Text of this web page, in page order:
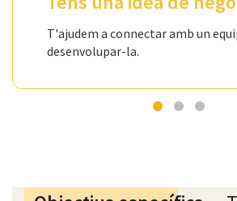
T'ajudem a connectar amb un
desenvolupar-la.